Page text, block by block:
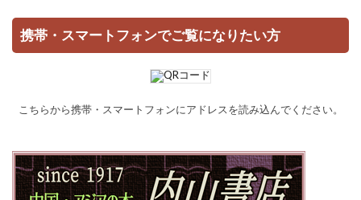
携帯・スマートフォンでご覧になりたい方
こちらから携帯・スマートフォンにアドレスを読み込んでください。